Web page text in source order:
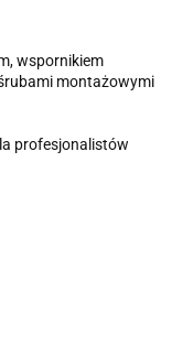
wspornikiem
montażowymi
profesjonalistów